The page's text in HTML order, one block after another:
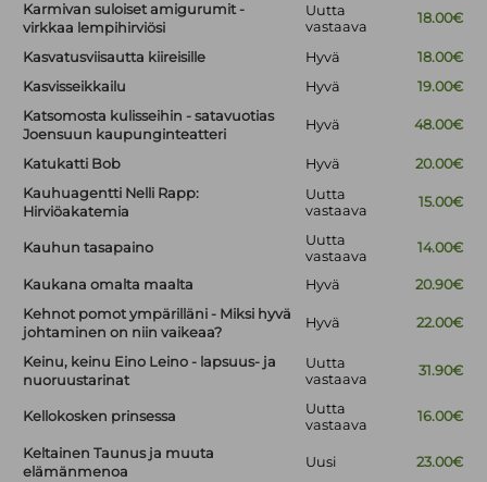
Karmivan suloiset amigurumit -
virkkaa lempihirviösi
Uutta
vastaava
18.00€
Kasvatusviisautta kiireisille Hyvä
18.00€
Kasvisseikkailu
Hyvä
19.00€
Katsomosta kulisseihin - satavuotias
Joensuun kaupunginteatteri
Hyvä 48.00€
Katukatti Bob Hyvä
20.00€
Kauhuagentti Nelli Rapp:
Hirviöakatemia
Uutta
vastaava
15.00€
Kauhun tasapaino
Uutta
vastaava
14.00€
Kaukana omalta maalta Hyvä
20.90€
Kehnot pomot ympärilläni - Miksi hyvä
johtaminen on niin vaikeaa?
Hyvä 22.00€
Keinu, keinu Eino Leino - lapsuus- ja
nuoruustarinat
Uutta
vastaava
31.90€
Kellokosken prinsessa
Uutta
vastaava
16.00€
Keltainen Taunus ja muuta
elämänmenoa
Uusi 23.00€